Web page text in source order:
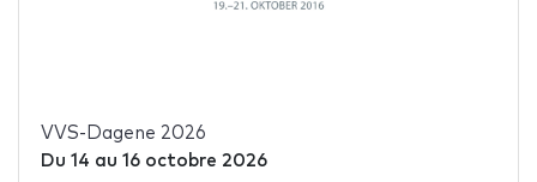
VVS-Dagene 2026
Du 14 au 16 octobre 2026